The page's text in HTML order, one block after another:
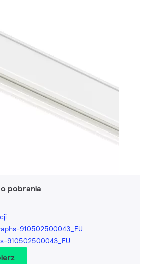
pobrania
910502500043_EU
910502500043_EU